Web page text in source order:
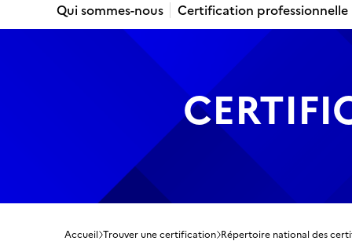
Qui sommes-nous
Certification professionnelle
Accueil Trouver une certification Répertoire national des